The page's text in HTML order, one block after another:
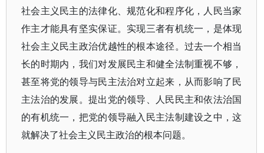
社会主义民主的法律化、规范化和程序化，人民当家
作主才能具有坚实保证。实现三者有机统一，是体现
社会主义民主政治优越性的根本途径。过去一个相当
长的时期内，我们对发展民主和健全法制重视不够，
甚至将党的领导与民主法治对立起来，从而影响了民
主法治的发展。提出党的领导、人民民主和依法治国
的有机统一，把党的领导融入民主法制建设之中，这
就解决了社会主义民主政治的根本问题。